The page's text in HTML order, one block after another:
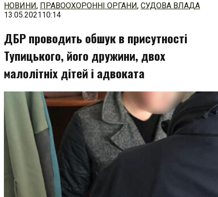
Перейти
до
НОВИНИ, ПРАВООХОРОННІ ОРГАНИ, СУДОВА ВЛАДА
13.05.202110:14
ДБР проводить обшук в присутності
Тупицького, його дружини, двох
малолітніх дітей і адвоката